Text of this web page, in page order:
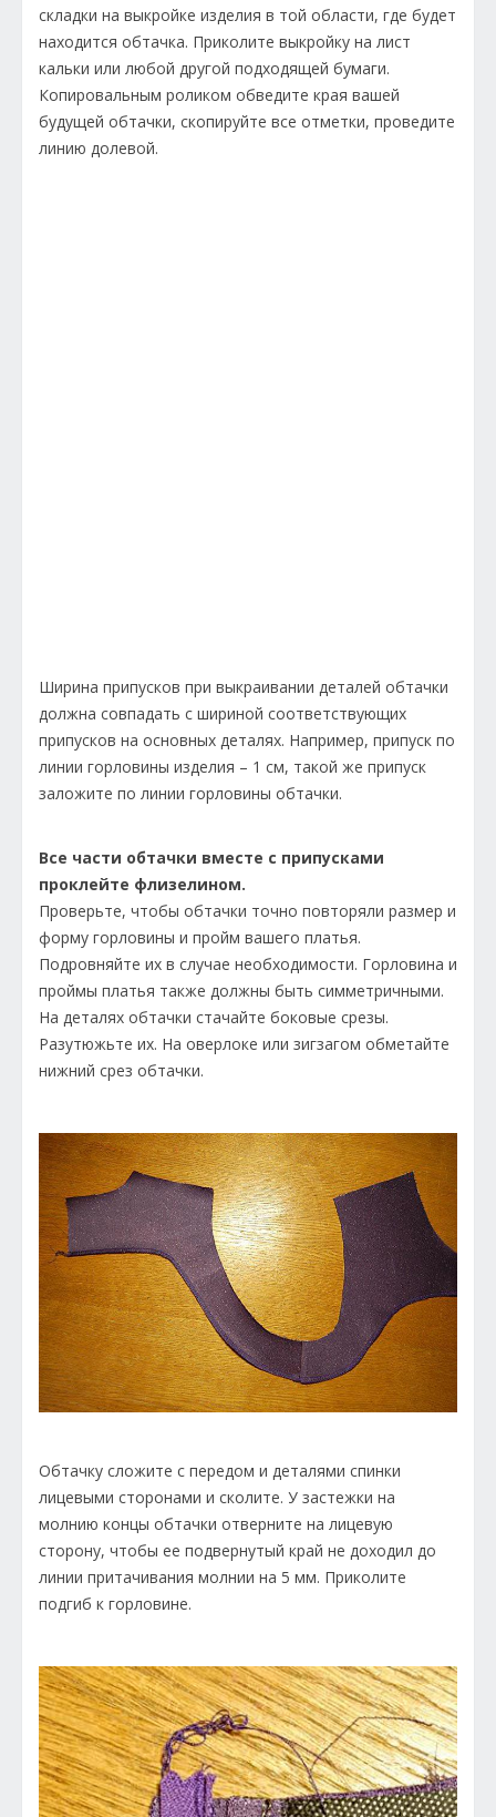
складки на выкройке изделия в той области, где будет
находится обтачка. Приколите выкройку на лист
кальки или любой другой подходящей бумаги.
Копировальным роликом обведите края вашей
будущей обтачки, скопируйте все отметки, проведите
линию долевой.
Ширина припусков при выкраивании деталей обтачки
должна совпадать с шириной соответствующих
припусков на основных деталях. Например, припуск по
линии горловины изделия – 1 см, такой же припуск
заложите по линии горловины обтачки.
Все части обтачки вместе с припусками
проклейте флизелином.
Проверьте, чтобы обтачки точно повторяли размер и
форму горловины и пройм вашего платья.
Подровняйте их в случае необходимости. Горловина и
проймы платья также должны быть симметричными.
На деталях обтачки стачайте боковые срезы.
Разутюжьте их. На оверлоке или зигзагом обметайте
нижний срез обтачки.
Обтачку сложите с передом и деталями спинки
лицевыми сторонами и сколите. У застежки на
молнию концы обтачки отверните на лицевую
сторону, чтобы ее подвернутый край не доходил до
линии притачивания молнии на 5 мм. Приколите
подгиб к горловине.